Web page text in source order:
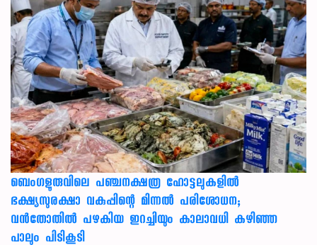
ബെംഗളൂരുവിലെ പഞ്ചനക്ഷത്ര ഹോട്ടലുകളിൽ
ഭക്ഷ്യസുരക്ഷാ വകുപ്പിന്റെ മിന്നൽ പരിശോധന;
വൻതോതിൽ പഴകിയ ഇറച്ചിയും കാലാവധി കഴിഞ്ഞ
പാലും പിടികൂടി